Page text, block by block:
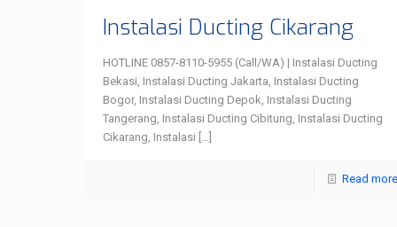
Instalasi Ducting Cikarang
HOTLINE 0857-8110-5955 (Call/WA) | Instalasi Ducting
Bekasi, Instalasi Ducting Jakarta, Instalasi Ducting
Bogor, Instalasi Ducting Depok, Instalasi Ducting
Tangerang, Instalasi Ducting Cibitung, Instalasi Ducting
Cikarang, Instalasi […]
Read